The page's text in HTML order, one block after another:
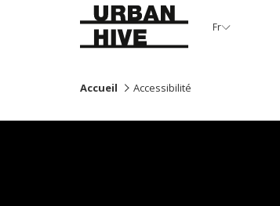
Fr
Accueil Accessibilité